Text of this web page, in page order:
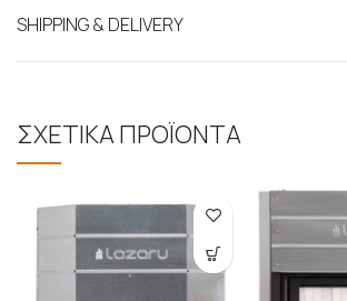
SHIPPING & DELIVERY
ΣΧΕΤΙΚΑ ΠΡΟΪΟΝΤΑ